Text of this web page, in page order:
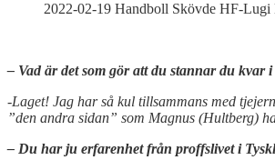
2022-02-19 Handboll Skövde HF-
– Vad är det som gör att du stannar du kvar
-Laget! Jag har så kul tillsammans med
”den andra sidan” som Magnus (Hultberg)
– Du har ju erfarenhet från proffslivet i